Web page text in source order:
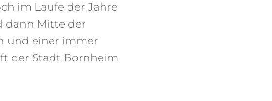
im Laufe der Jahre
dann Mitte der
und einer immer
der Stadt Bornheim